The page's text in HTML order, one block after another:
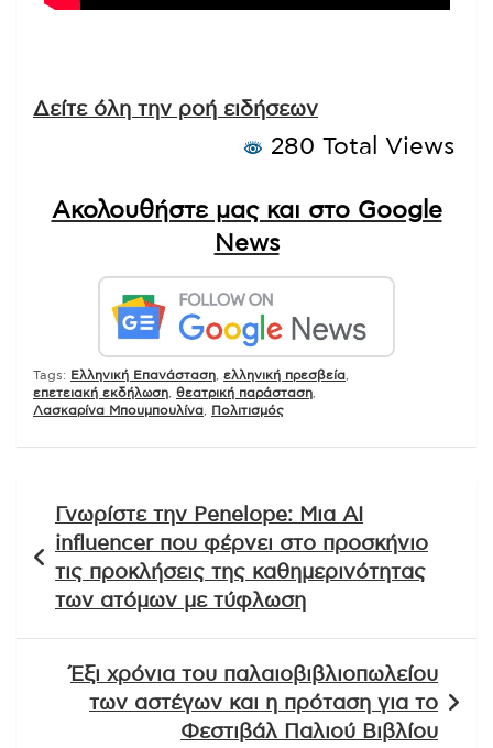
Δείτε όλη την ροή ειδήσεων
280 Total Views
Ακολουθήστε μας και στο Google
News
Tags: Ελληνική Επανάσταση ελληνική πρεσβεία
επετειακή εκδήλωση θεατρική παράσταση
Λασκαρίνα Μπουμπουλίνα
Πολιτισμός
άρθρων
Γνωρίστε την Penelope: Μια AI
influencer που φέρνει στο προσκήνιο
τις προκλήσεις της καθημερινότητας
των ατόμων με τύφλωση
Έξι χρόνια του παλαιοβιβλιοπωλείου
των αστέγων και η πρόταση για το
Φεστιβάλ Παλιού Βιβλίου